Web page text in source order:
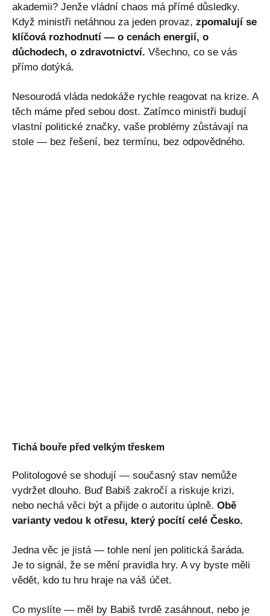
akademii? Jenže vládní chaos má přímé důsledky.
Když ministři netáhnou za jeden provaz, zpomalují se
klíčová rozhodnutí — o cenách energií, o
důchodech, o zdravotnictví. Všechno, co se vás
přímo dotýká.
Nesourodá vláda nedokáže rychle reagovat na krize. A
těch máme před sebou dost. Zatímco ministři budují
vlastní politické značky, vaše problémy zůstávají na
stole — bez řešení, bez termínu, bez odpovědného.
Tichá bouře před velkým třeskem
Politologové se shodují — současný stav nemůže
vydržet dlouho. Buď Babiš zakročí a riskuje krizi,
nebo nechá věci být a přijde o autoritu úplně. Obě
varianty vedou k otřesu, který pocítí celé Česko.
Jedna věc je jistá — tohle není jen politická šaráda.
Je to signál, že se mění pravidla hry. A vy byste měli
vědět, kdo tu hru hraje na váš účet.
Co myslíte — měl by Babiš tvrdě zasáhnout, nebo je